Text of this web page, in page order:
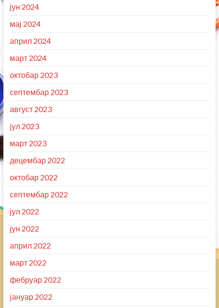
јун 2024
мај 2024
април 2024
март 2024
октобар 2023
септембар 2023
август 2023
јул 2023
март 2023
децембар 2022
октобар 2022
септембар 2022
јул 2022
јун 2022
април 2022
март 2022
фебруар 2022
јануар 2022